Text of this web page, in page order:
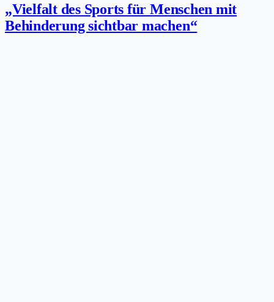
„Vielfalt des Sports für Menschen mit
Behinderung sichtbar machen“